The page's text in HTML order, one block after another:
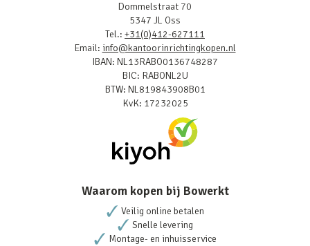
Dommelstraat 70
5347 JL Oss
Tel.: +31(0)412-627111
Email: info@kantoorinrichtingkopen.nl
IBAN: NL13RABO0136748287
BIC: RABONL2U
BTW: NL819843908B01
KvK: 17232025
Waarom kopen bij Bowerkt
Veilig online betalen
Snelle levering
Montage- en inhuisservice